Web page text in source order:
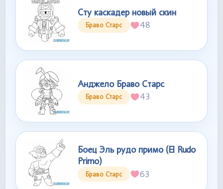
Сту каскадер новый скин
Браво Старс 48
Анджело Браво Старс
Браво Старс 43
Боец Эль рудо примо (El Rudo
Primo)
Браво Старс 63